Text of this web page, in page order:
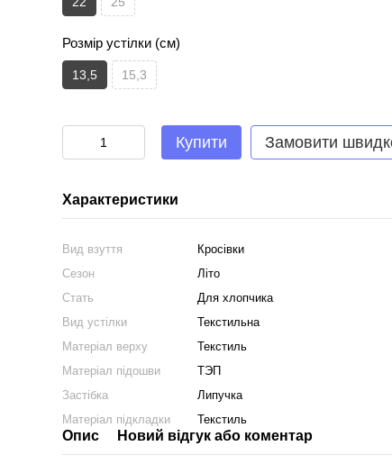
Розмір устілки (см)
13,5 15,3
Купити Замовити
Характеристики
Вид взуття
Кросівки
Сезон
Літо
Стать
Для хлопчика
Вид устілки
Текстильна
Матеріал верху
Текстиль
Матеріал підошви
ТЭП
Застібка
Липучка
Матеріал підкладки
Текстиль
Опис Новий відгук або коментар